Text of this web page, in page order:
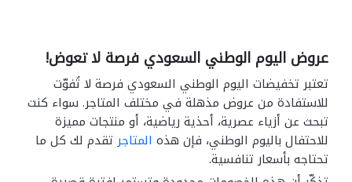
عروض اليوم الوطني السعودي فرصة لا تعوض!
تعتبر تخفيضات اليوم الوطني السعودي فرصة لا تُفوّت
للاستفادة من عروض مذهلة في مختلف المتاجر. سواء كنت
تبحث عن أزياء عصرية، أحذية رياضية، أو منتجات مميزة
للاحتفال باليوم الوطني، فإن هذه المتاجر تقدم لك كل ما
تحتاجه بأسعار تنافسية.